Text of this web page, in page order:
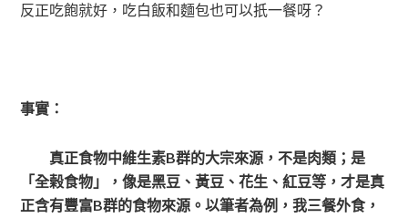
反正吃飽就好，吃白飯和麵包也可以扺一餐呀？
事實：
真正食物中維生素B群的大宗來源，不是肉類；是
「全榖食物」，像是黑豆、黃豆、花生、紅豆等，才是真
正含有豐富B群的食物來源。以筆者為例，我三餐外食，